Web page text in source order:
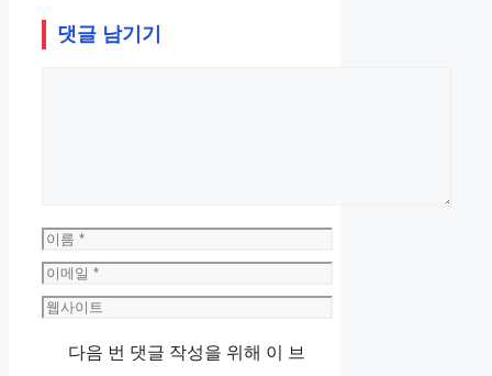
댓글 남기기
이
름
이
메
웹
다음 번 댓글 작성을 위해 이 브